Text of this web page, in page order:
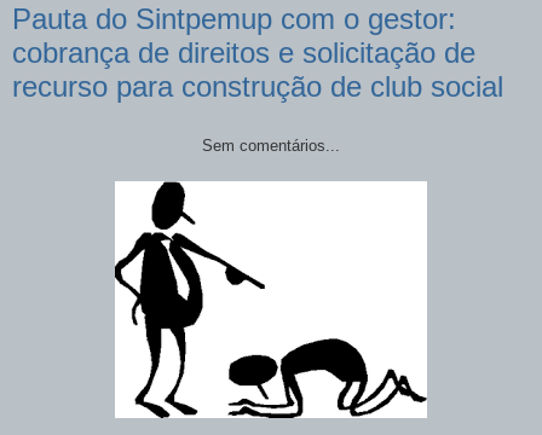
Pauta do Sintpemup com o gestor:
cobrança de direitos e solicitação de
recurso para construção de club social
Sem comentários...